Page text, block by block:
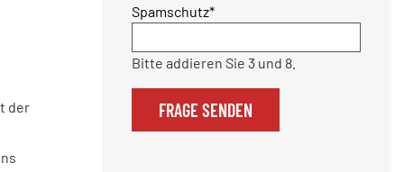
der
Pflichtfeld
Spamschutz*
Bitte addieren Sie 3 und 8.
FRAGE SENDEN